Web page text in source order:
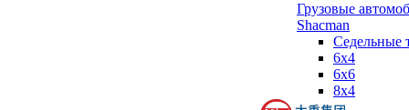
Грузовые
Shacman
Седельные
6х4
6x6
8x4